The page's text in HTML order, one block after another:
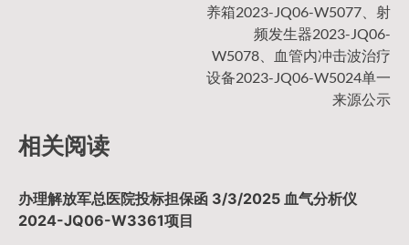
养箱2023-JQ06-W5077、射
频发生器2023-JQ06-
W5078、血管内冲击波治疗
设备2023-JQ06-W5024单一
来源公示
相关阅读
办理解放军总医院投标担保函 3/3/2025 血气分析仪
2024-JQ06-W3361项目